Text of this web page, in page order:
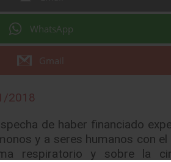
WhatsApp
Gmail
2018
de haber financiado
y a seres humanos con
respiratorio y sobre la